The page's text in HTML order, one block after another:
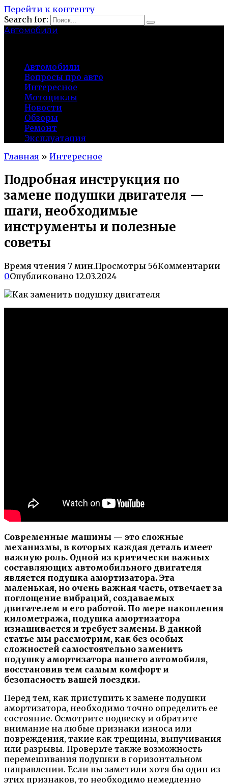
Перейти к контенту
Search for:
Автомобили
Автомобили
Вопросы про авто
Интересное
Мотоциклы
Новости
Обзоры
Ремонт
Эксплуатация
Главная » Интересное
Подробная инструкция по
замене подушки двигателя —
шаги, необходимые
инструменты и полезные
советы
Время чтения 7 мин.Просмотры 56Комментарии
0Опубликовано 12.03.2024
Современные машины — это сложные
механизмы, в которых каждая деталь имеет
важную роль. Одной из критически важных
составляющих автомобильного двигателя
является подушка амортизатора. Эта
маленькая, но очень важная часть, отвечает за
поглощение вибраций, создаваемых
двигателем и его работой. По мере накопления
километража, подушка амортизатора
изнашивается и требует замены. В данной
статье мы рассмотрим, как без особых
сложностей самостоятельно заменить
подушку амортизатора вашего автомобиля,
восстановив тем самым комфорт и
безопасность вашей поездки.
Перед тем, как приступить к замене подушки
амортизатора, необходимо точно определить ее
состояние. Осмотрите подвеску и обратите
внимание на любые признаки износа или
повреждения, такие как трещины, выпучивания
или разрывы. Проверьте также возможность
перемешивания подушки в горизонтальном
направлении. Если вы заметили хотя бы один из
этих признаков, то необходимо немедленно